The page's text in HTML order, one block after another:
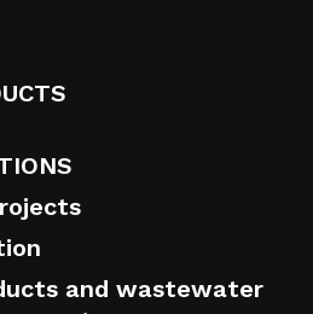
and wastewater